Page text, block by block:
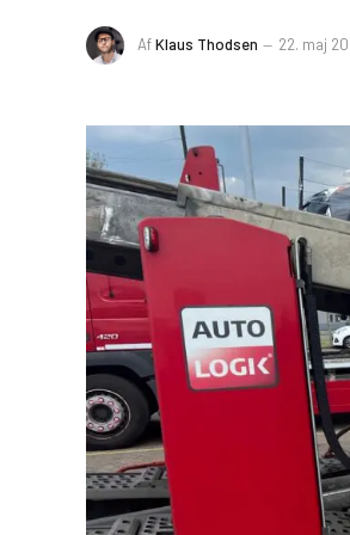
AfKlaus Thodsen 22. maj